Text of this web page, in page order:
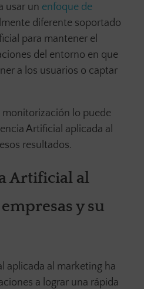
usar un enfoque de
diferente soportado
para mantener el
del entorno en que
a los usuarios o captar
monitorización lo puede
Artificial aplicada al
resultados.
Artificial al
y su
aplicada al marketing ha
a lograr una rápida